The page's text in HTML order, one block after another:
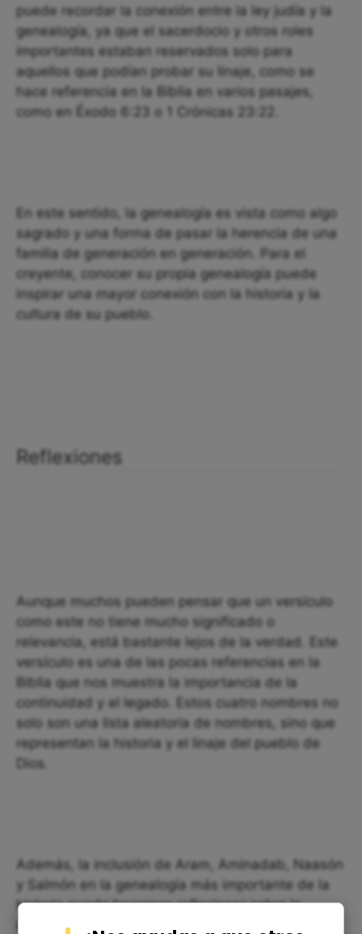
puede recordar la conexión entre la ley judía y la
genealogía, ya que el sacerdocio y otros roles
importantes estaban reservados solo para
aquellos que podían probar su linaje, como se
hace referencia en la Biblia en varios pasajes,
como en Éxodo 6:23 o 1 Crónicas 23:22.
En este sentido, la genealogía es vista como algo
sagrado y una forma de pasar la herencia de una
familia de generación en generación. Para el
creyente, conocer su propia genealogía puede
inspirar una mayor conexión con la historia y la
cultura de su pueblo.
Reflexiones
Aunque muchos pueden pensar que un versículo
como este no tiene mucho significado o
relevancia, está bastante lejos de la verdad. Este
versículo es una de las pocas referencias en la
Biblia que nos muestra la importancia de la
continuidad y el legado. Estos cuatro nombres no
solo son una lista aleatoria de nombres, sino que
representan la historia y el linaje del pueblo de
Dios.
Además, la inclusión de Aram, Aminadab, Naasón
y Salmón en la genealogía más importante de la
historia puede hacernos reflexionar sobre la
importancia de nuestras propias historias